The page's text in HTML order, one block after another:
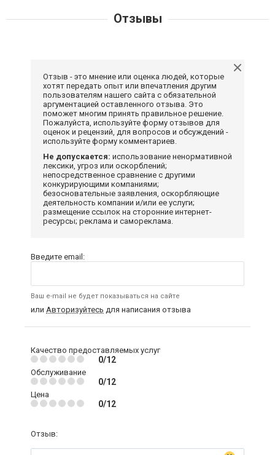
Отзывы
Отзыв - это мнение или оценка людей, которые
хотят передать опыт или впечатления другим
пользователям нашего сайта с обязательной
аргументацией оставленного отзыва. Это
поможет многим принять правильное решение.
Пожалуйста, используйте форму отзывов для
оценок и рецензий, для вопросов и обсуждений -
используйте форму комментариев.
Не допускается: использование ненормативной
лексики, угроз или оскорблений;
непосредственное сравнение с другими
конкурирующими компаниями;
безосновательные заявления, оскорбляющие
деятельность компании и/или ее услуги;
размещение ссылок на сторонние интернет-
ресурсы; реклама и самореклама.
Введите email:
Ваш e-mail не будет показываться на сайте
или Авторизуйтесь для написания отзыва
Качество предоставляемых услуг
0/12
Обслуживание
0/12
Цена
0/12
Отзыв: